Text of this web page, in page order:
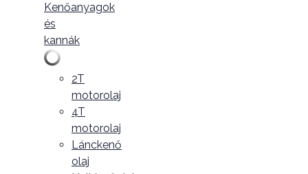
Kenőanyagok
és
kannák
2T
motorolaj
4T
motorolaj
Lánckenő
olaj